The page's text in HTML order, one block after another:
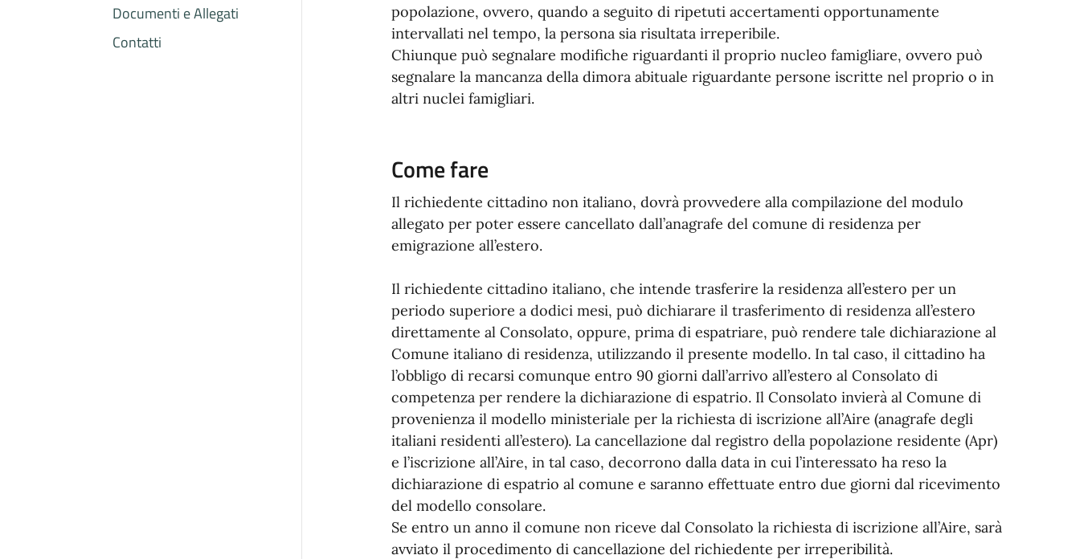
Documenti e Allegati
Contatti
popolazione, ovvero, quando a seguito di ripetuti accertamenti opportunamente
intervallati nel tempo, la persona sia risultata irreperibile.
Chiunque può segnalare modifiche riguardanti il proprio nucleo famigliare, ovvero può
segnalare la mancanza della dimora abituale riguardante persone iscritte nel proprio o in
altri nuclei famigliari.
Come fare
Il richiedente cittadino non italiano, dovrà provvedere alla compilazione del modulo
allegato per poter essere cancellato dall’anagrafe del comune di residenza per
emigrazione all’estero.
Il richiedente cittadino italiano, che intende trasferire la residenza all’estero per un
periodo superiore a dodici mesi, può dichiarare il trasferimento di residenza all’estero
direttamente al Consolato, oppure, prima di espatriare, può rendere tale dichiarazione al
Comune italiano di residenza, utilizzando il presente modello. In tal caso, il cittadino ha
l’obbligo di recarsi comunque entro 90 giorni dall’arrivo all’estero al Consolato di
competenza per rendere la dichiarazione di espatrio. Il Consolato invierà al Comune di
provenienza il modello ministeriale per la richiesta di iscrizione all’Aire (anagrafe degli
italiani residenti all’estero). La cancellazione dal registro della popolazione residente (Apr)
e l’iscrizione all’Aire, in tal caso, decorrono dalla data in cui l’interessato ha reso la
dichiarazione di espatrio al comune e saranno effettuate entro due giorni dal ricevimento
del modello consolare.
Se entro un anno il comune non riceve dal Consolato la richiesta di iscrizione all’Aire, sarà
avviato il procedimento di cancellazione del richiedente per irreperibilità.